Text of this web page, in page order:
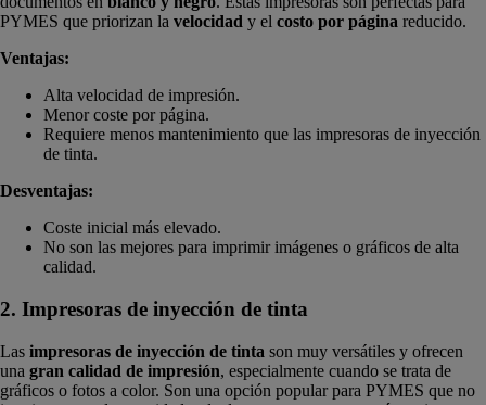
PYMES que priorizan la velocidad y el costo por página reducido.
Ventajas:
Alta velocidad de impresión.
Menor coste por página.
Requiere menos mantenimiento que las impresoras de inyección
de tinta.
Desventajas:
Coste inicial más elevado.
No son las mejores para imprimir imágenes o gráficos de alta
calidad.
2. Impresoras de inyección de tinta
Las impresoras de inyección de tinta son muy versátiles y ofrecen
una gran calidad de impresión, especialmente cuando se trata de
gráficos o fotos a color. Son una opción popular para PYMES que no